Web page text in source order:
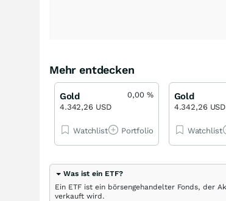
Mehr entdecken
Gold
4.342,26 USD
0,00 %
Watchlist Portfolio
Gold
4.342,26 USD
Watchlist
Was ist ein ETF?
Ein ETF ist ein börsengehandelter Fonds, der
verkauft wird.